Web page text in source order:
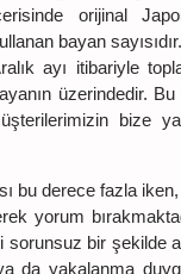
orijinal
bayan
ayı itibariyle
üzerindedir.
bize
bu derece fazla
yorum
bir şekilde
da yakalanma